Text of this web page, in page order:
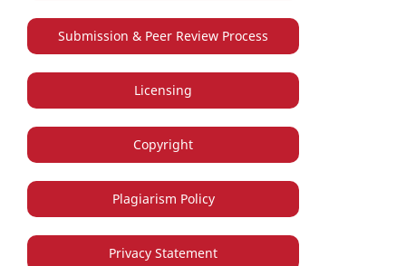
Submission & Peer Review Process
Licensing
Copyright
Plagiarism Policy
Privacy Statement